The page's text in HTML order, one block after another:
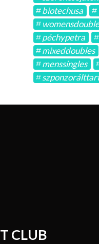
biotechusa
péchypetra
mixeddoubles
menssingles
CLUB